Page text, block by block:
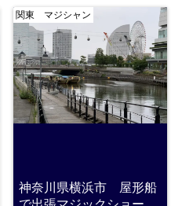
関東 マジシャン
神奈川県横浜市 屋形船